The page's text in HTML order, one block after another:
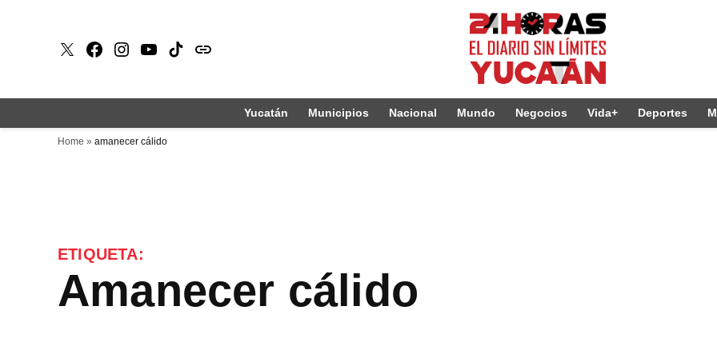
X Faceboook
Instagram
Youtube
Tiktokissuu
Yucatán Municipios Nacional Mundo Negocios Vida+ Deportes
Home » amanecer cálido
ETIQUETA:
amanecer cálido